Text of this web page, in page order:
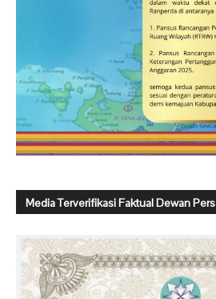
Media Terverifikasi Faktual Dewan Pers